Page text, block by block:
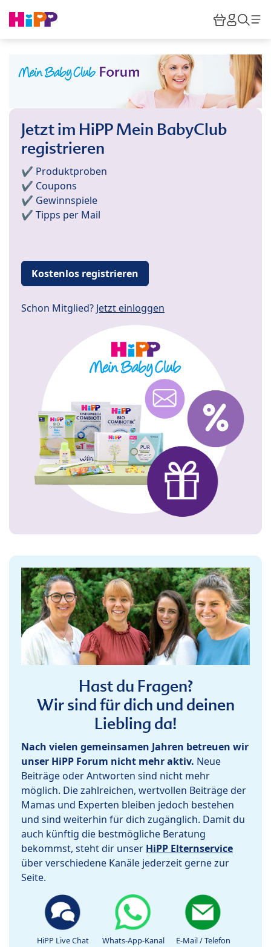
HiPP
Jetzt im HiPP Mein BabyClub
registrieren
✔️ Produktproben
✔️ Coupons
✔️ Gewinnspiele
✔️ Tipps per Mail
Kostenlos registrieren
Schon Mitglied? Jetzt einloggen
Hast du Fragen?
Wir sind für dich und deinen
Liebling da!
Nach vielen gemeinsamen Jahren betreuen wir
unser HiPP Forum nicht mehr aktiv. Neue
Beiträge oder Antworten sind nicht mehr
möglich. Die zahlreichen, wertvollen Beiträge der
Mamas und Experten bleiben jedoch bestehen
und sind weiterhin für dich zugänglich. Damit du
auch künftig die bestmögliche Beratung
bekommst, steht dir unser HiPP Elternservice
über verschiedene Kanäle jederzeit gerne zur
Seite.
HiPP Live Chat Whats-App-Kanal E-Mail / Telefon